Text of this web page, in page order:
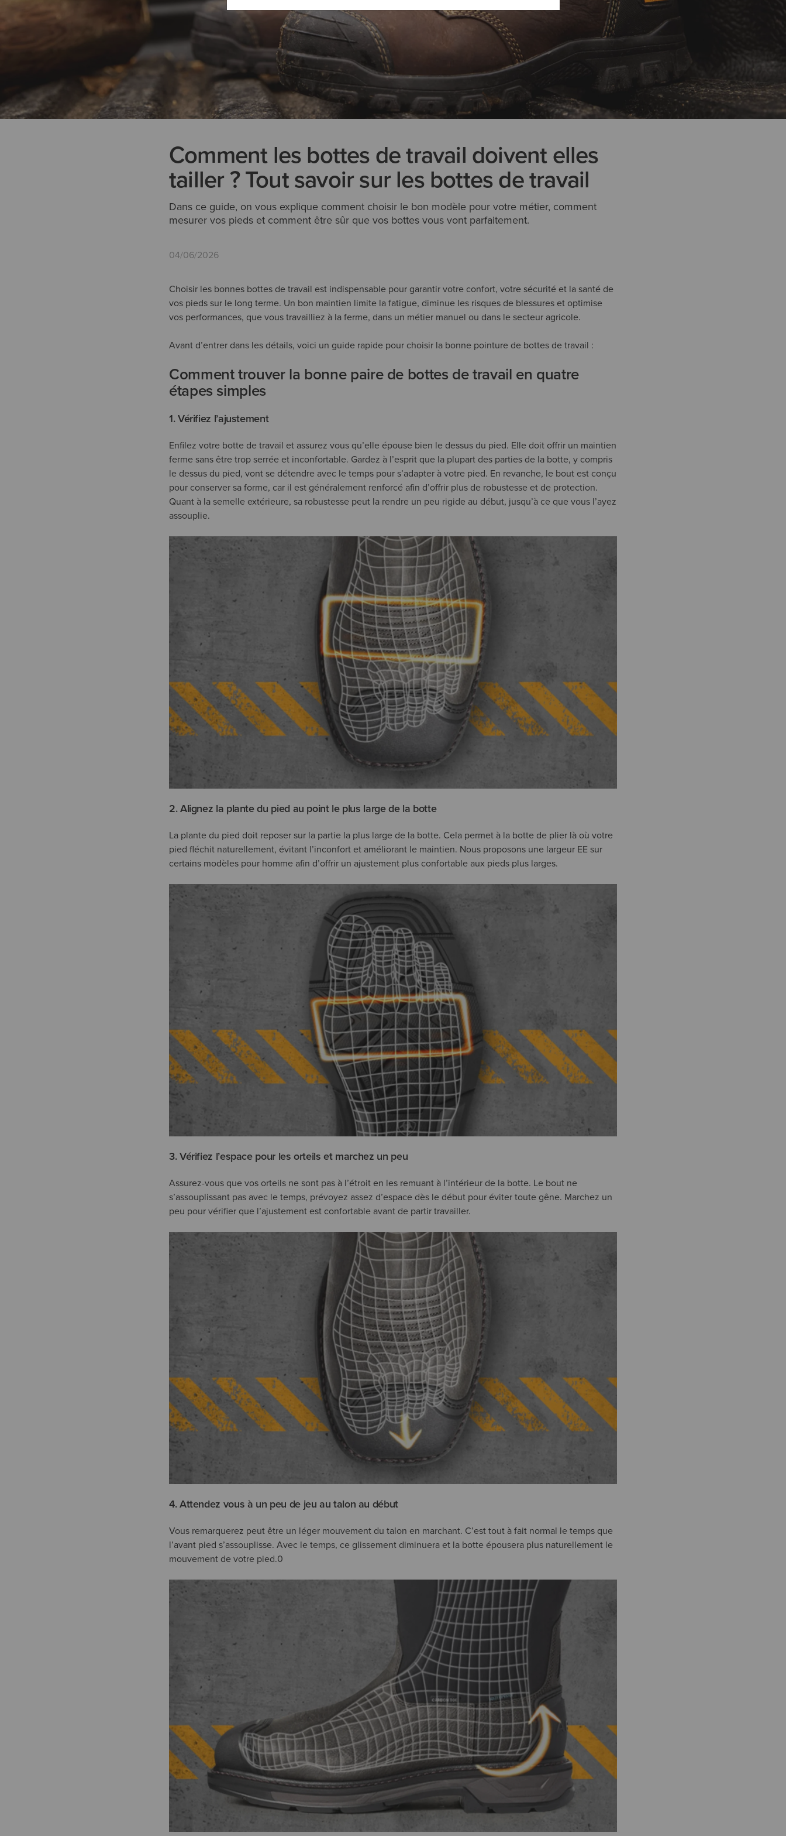
Comment les bottes de travail doivent elles
tailler ? Tout savoir sur les bottes de travail
Dans ce guide, on vous explique comment choisir le bon modèle pour votre métier, comment
mesurer vos pieds et comment être sûr que vos bottes vous vont parfaitement.
04/06/2026
Choisir les bonnes bottes de travail est indispensable pour garantir votre confort, votre sécurité et la santé de
vos pieds sur le long terme. Un bon maintien limite la fatigue, diminue les risques de blessures et optimise
vos performances, que vous travailliez à la ferme, dans un métier manuel ou dans le secteur agricole.
Avant d’entrer dans les détails, voici un guide rapide pour choisir la bonne pointure de bottes de travail :
Comment trouver la bonne paire de bottes de travail en quatre
étapes simples
1. Vérifiez l’ajustement
Enfilez votre botte de travail et assurez vous qu’elle épouse bien le dessus du pied. Elle doit offrir un maintien
ferme sans être trop serrée et inconfortable. Gardez à l’esprit que la plupart des parties de la botte, y compris
le dessus du pied, vont se détendre avec le temps pour s’adapter à votre pied. En revanche, le bout est conçu
pour conserver sa forme, car il est généralement renforcé afin d’offrir plus de robustesse et de protection.
Quant à la semelle extérieure, sa robustesse peut la rendre un peu rigide au début, jusqu’à ce que vous l’ayez
assouplie.
2. Alignez la plante du pied au point le plus large de la botte
La plante du pied doit reposer sur la partie la plus large de la botte. Cela permet à la botte de plier là où votre
pied fléchit naturellement, évitant l’inconfort et améliorant le maintien. Nous proposons une largeur EE sur
certains modèles pour homme afin d’offrir un ajustement plus confortable aux pieds plus larges.
3. Vérifiez l’espace pour les orteils et marchez un peu
Assurez-vous que vos orteils ne sont pas à l’étroit en les remuant à l’intérieur de la botte. Le bout ne
s’assouplissant pas avec le temps, prévoyez assez d’espace dès le début pour éviter toute gêne. Marchez un
peu pour vérifier que l’ajustement est confortable avant de partir travailler.
4. Attendez vous à un peu de jeu au talon au début
Vous remarquerez peut être un léger mouvement du talon en marchant. C’est tout à fait normal le temps que
l’avant pied s’assouplisse. Avec le temps, ce glissement diminuera et la botte épousera plus naturellement le
mouvement de votre pied.0